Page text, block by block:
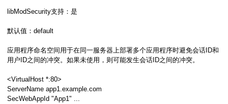
libModSecurity支持：是
默认值：default
应用程序命名空间用于在同一服务器上部署多个应用程序时避免会话ID和
用户ID之间的冲突。如果未使用，则可能发生会话ID之间的冲突。
<VirtualHost *:80>
ServerName app1.example.com
SecWebAppId "App1" ...